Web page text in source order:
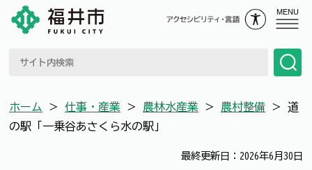
MENU
ホーム ＞ 仕事・産業 ＞ 農林水産業 ＞ 農村整備 ＞ 道
の駅「一乗谷あさくら水の駅」
最終更新日：2026年6月30日